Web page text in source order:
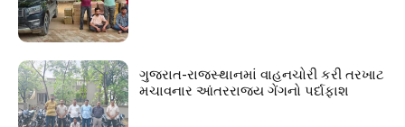
ગુજરાત-રાજસ્થાનમાં વાહનચોરી કરી તરખાટ
મચાવનાર આંતરરાજ્ય ગેંગનો પર્દાફાશ